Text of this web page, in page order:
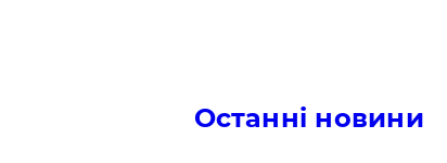
Останні новини